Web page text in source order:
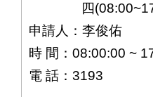
四
申請人：李俊佑
時 間：08:00:00 ~
電 話：3193